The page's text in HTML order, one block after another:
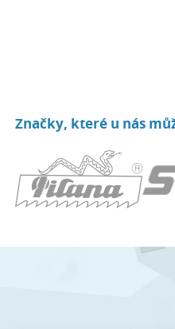
Značky, které u nás